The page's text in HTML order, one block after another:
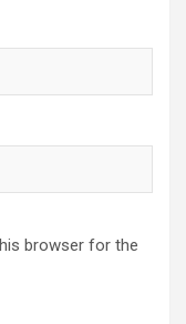
browser for the